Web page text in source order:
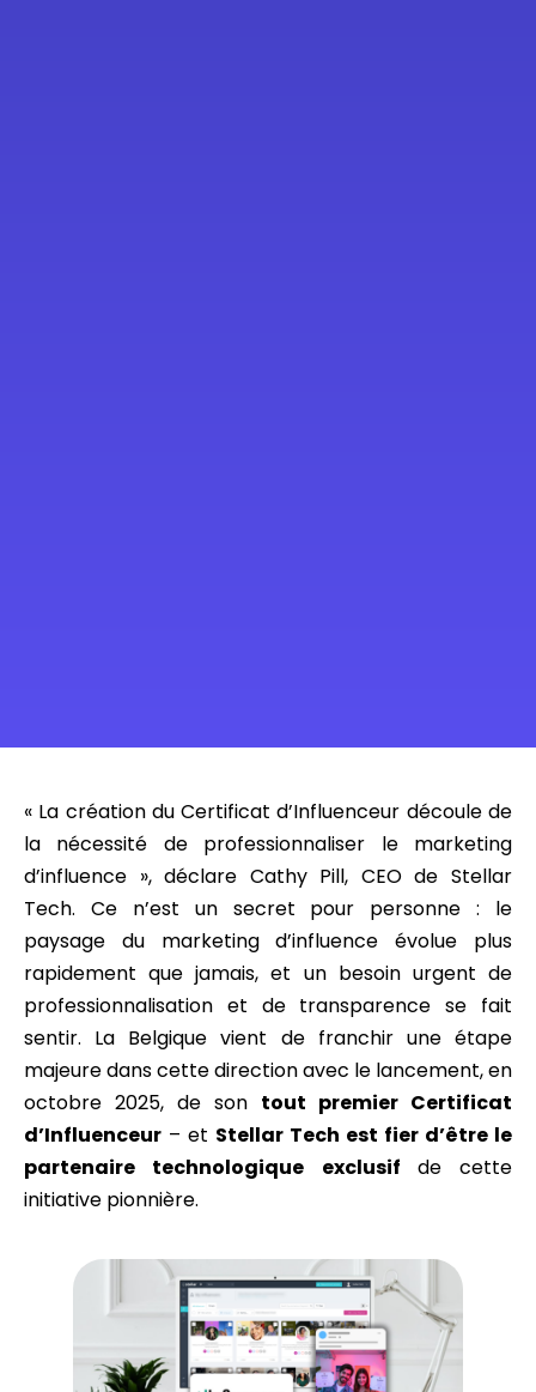
« La création du Certificat d’Influenceur découle de
la nécessité de professionnaliser le marketing
d’influence », déclare Cathy Pill, CEO de Stellar
Tech. Ce n’est un secret pour personne : le
paysage du marketing d’influence évolue plus
rapidement que jamais, et un besoin urgent de
professionnalisation et de transparence se fait
sentir. La Belgique vient de franchir une étape
majeure dans cette direction avec le lancement, en
octobre 2025, de son tout premier Certificat
d’Influenceur – et Stellar Tech est fier d’être le
partenaire technologique exclusif de cette
initiative pionnière.